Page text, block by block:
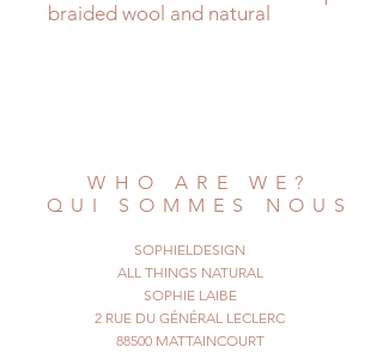
braided wool and natural
The bracelet is worn simply by tying
it on
Total length of the bracelet 22 cm /
Length of the seashell 1 cm / 0.39
WHO ARE WE?
QUI SOMMES NOUS
SOPHIELDESIGN
ALL THINGS NATURAL
SOPHIE LAIBE
2 RUE DU GÉNÉRAL LECLERC
88500 MATTAINCOURT